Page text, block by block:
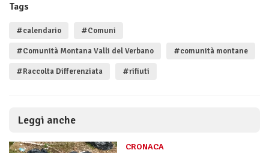
Tags
#calendario #Comuni
#Comunità Montana Valli del Verbano #comunità montane
#Raccolta Differenziata #rifiuti
Leggi anche
CRONACA